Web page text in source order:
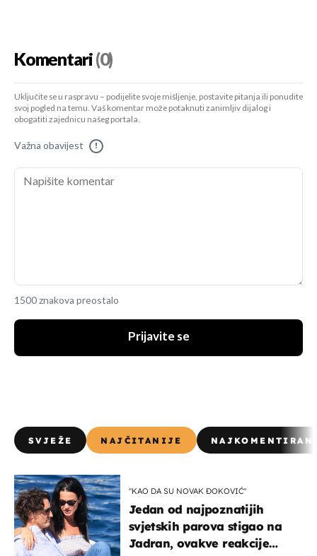
Komentari(0)
Uključite se u raspravu – podijelite svoje mišljenje, postavite pitanja ili ponudite
svoj pogled na temu. Vaš komentar može potaknuti zanimljiv dijalog i
obogatiti zajednicu našeg portala.
Važna obavijest !
1500 znakova preostalo
Prijavite se
SVJEŽE NAJČITANIJE
"KAO DA SU NOVAK ĐOKOVIĆ"
Jedan od najpoznatijih
svjetskih parova stigao na
Jadran, ovakve reakcije